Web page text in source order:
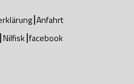
Anfahrt
Nilfisk facebook